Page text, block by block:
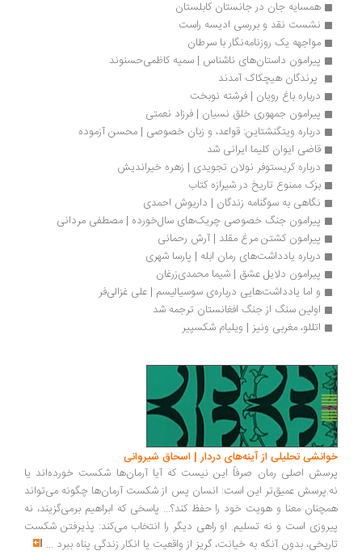
همسایه جان در جانستان کابلستان
نشست نقد و بررسی ادیسه راست
مواجهه یک روزنامه‌نگار با سرطان
پیرامون داستان‌های ناشناس | سمیه کاظمی‌حسنوند
پرندگان هیچکاک آمدند
درباره‌ باغ رویان | فرشته نوبخت
پیرامون جمهوری خلق نسیان | فرزاد نعمتی
درباره ویتگنشتاین: قواعد، و زبان خصوصی | محسن آزموده
قاضی ایوان کلیما ایرانی شد
درباره کریستوفر نولان تجویدی | زهره خیراندیش
بزک ممنوع تاریخ در شیرازه کتاب
نگاهی به سوگنامه زندگان | داریوش احمدی
پیرامون جنگ خصوصی چریک‌های سال‌خورده | مصطفی مردانی
پیرامون کشتن مرغ مقلد | آرش رحمانی
درباره یادداشت‌های رمان ابله | پارسا شهری
پیرامون دلایل عشق | شیما محمدی‌زرغان
و اما یادداشت‌هایی درباره‌ی سوسیالیسم | علی غزالی‌فر
اولین سنگ از جنگ افغانستان ترجمه شد
اتللو، مغربی ونیز | ویلیام شکسپیر
تحلیلی از آینه‌های دردار | اسحاق شیروانی
اصلی رمان صرفاً این نیست که آیا آرمان‌ها شکست خورده‌اند یا
عمیق‌تر این است: انسان پس از شکست آرمان‌ها چگونه می‌تواند
معنا و هویت خود را حفظ کند؟... پاسخی که ابراهیم برمی‌گزیند، نه
است و نه تسلیم. او راهی دیگر را انتخاب می‌کند: پذیرفتن شکست
بدون آنکه به خیانت، گریز از واقعیت یا انکار زندگی پناه ببرد...